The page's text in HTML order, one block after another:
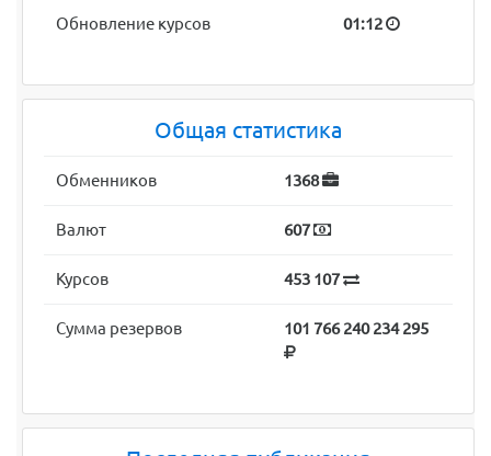
Обновление курсов 01:12
Общая статистика
Обменников 1368
Валют 607
Курсов 453 107
Сумма резервов 101 766 240 234 295